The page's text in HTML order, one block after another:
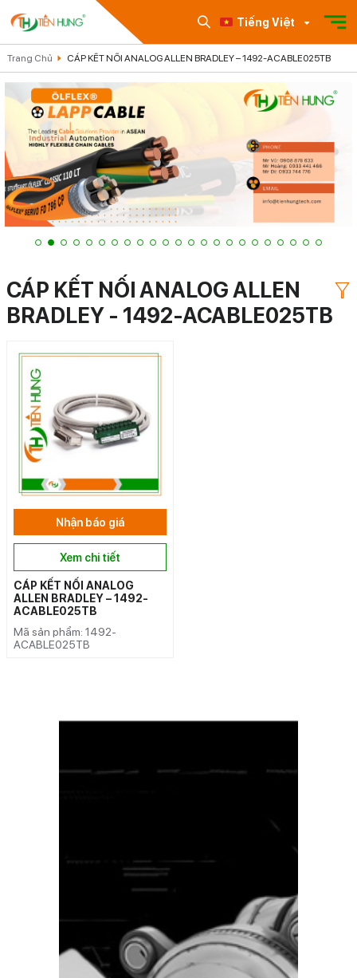
Tiếng Việt
Trang Chủ CÁP KẾT NỐI ANALOG ALLEN BRADLEY – 1492-ACABLE025TB
CÁP KẾT NỐI ANALOG ALLEN
BRADLEY - 1492-ACABLE025TB
Nhận báo giá
Xem chi tiết
CÁP KẾT NỐI ANALOG
ALLEN BRADLEY – 1492-
ACABLE025TB
Mã sản phẩm: 1492-
ACABLE025TB